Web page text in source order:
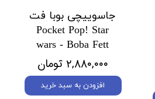
جاسوییچی بوبا فت
Pocket Pop! Star
wars - Boba Fett
۲,۸۸۰,۰۰۰ تومان
افزودن به سبد خرید